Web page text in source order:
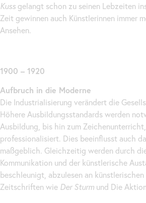
Kuss gelangt schon zu seinen Lebzeiten
Zeit gewinnen auch Künstlerinnen immer
Ansehen.
1900 – 1920
Aufbruch in die Moderne
Die Industrialisierung verändert die
Höhere Ausbildungsstandards werden
Ausbildung, bis hin zum
professionalisiert. Dies beeinflusst auch
maßgeblich. Gleichzeitig werden durch
Kommunikation und der künstlerische
beschleunigt, abzulesen an
Zeitschriften wie Der Sturm und Die